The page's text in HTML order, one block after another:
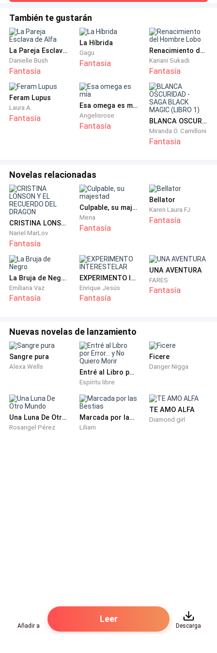
cuando eras adolescente, cómo secuestraban a una
criatura.
Alejandro no esperaba que le preguntara algo así, pero
lo atribuyó a algún tipo de obsesión que tenía
Venegas.
-No señor, no, que yo lo recuerde.
-Pensalo bien.
propia adolescencia, tal vez ese trastorno se debía a
que Venegas sí vio un secuestro y a lo mejor no pudo
hacer nada.
Iba a anotar algo en su notebook, cuando su superior
siguió hablando.
-No anotes nada, no tengo ningún trastorno, quiero
saber si recordás el día que secuestraron a una niña
de 4 años y si sabés en qué circunstancia fue.
-No te asombres, pero cada palabra que anotás en tu
computadora, queda registrada.
Alejandro estaba estudiando el panorama.
-No estoy obsesionado con nada, salvo con el
supuesto secuestro de una niña, hace 12 años atrás,
es que nunca pudimos dar con su paradero.
distraídamente le tomó la mano a una de las jóvenes
e inmediatamente se abrió el portal.
noche, logró acercarse y estar frente a frente con
Camilo.En un segundo lo desarmó, Camilo portaba un arma
reglamentaria, ya que él también era militar, casi sin grados,
pero militar al fin, también le encontró un arma de respaldo
y un arma blanca.El accionar de Alejandro
También te gustarán
La Pareja Esclava de Alfa
Danielle Bush
Fantasía
La Híbrida
Gagu
Fantasía
Renacimiento del Hombre Lobo
Kariani Sukadi
Fantasía
Feram Lupus
Laura A.
Fantasía
Esa omega es mía
Angelisrose
Fantasía BLANCA OSCURIDAD - SAGA BLACK MAGIC (LIBRO 1)
Miranda O. Camilloni
Fantasía
Novelas relacionadas
CRISTINA LONSON Y EL RECUERDO DEL DRAGON
Nariel MarLov
Fantasía
Culpable, su majestad
Mena
Fantasía
Bellator
Karen Laura FJ
Fantasía
La Bruja de Negro
Emíliana Vaz
Fantasía
EXPERIMENTO INTERESTELAR
Enrique Jesús
Fantasía
UNA AVENTURA
FARES
Fantasía
Nuevas novelas de lanzamiento
Sangre pura
Alexa Wells
Entré al Libro por Error... y No Quiero Morir
Espíritu libre
Ficere
Danger Nigga
Una Luna De Otro Mundo
Rosangel Pérez
Marcada por las Bestias
Liliam
TE AMO ALFA
Diamond girl
Añadir a
Leer
Descarga